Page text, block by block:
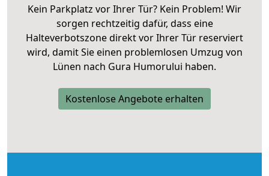
Kein Parkplatz vor Ihrer Tür? Kein Problem! Wir
sorgen rechtzeitig dafür, dass eine
Halteverbotszone direkt vor Ihrer Tür reserviert
wird, damit Sie einen problemlosen Umzug von
Lünen nach Gura Humorului haben.
Kostenlose Angebote erhalten